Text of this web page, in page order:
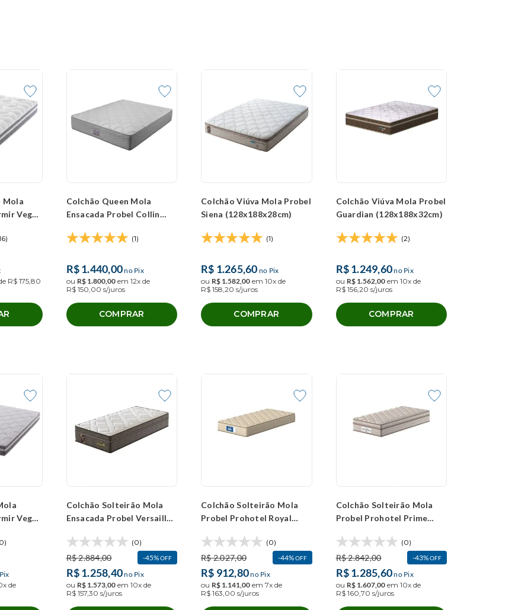
Mola
Vegas
R$ 175 80
Colchão Queen Mola
Ensacada Probel Collin
(1)
R$1.440,00no Pix
ou R$ 1.800, 00em 12x de
R$ 150 00 s/juros
COMPRAR
Colchão Viúva Mola Probel
Siena (128x188x28cm)
(1)
R$ 1.265,60 no Pix
ou R$ 1.582 00 em 10x de
R$ 158 20 s/juros
COMPRAR
Colchão Viúva Mola Probel
Guardian (128x188x32cm)
(2)
R$1.249,60no Pix
ou R$ 1.562, 00em 10x de
R$ 156, 20 s/juros
COMPRAR
Vegas
x de
Colchão Solteirão Mola
Ensacada Probel Versailles
(0)
R$2.884,00 45%OFF
R$1.258,40no Pix
ou R$ 1.573,00em 10x de
R$ 157,30 s/juros
Colchão Solteirão Mola
Probel Prohotel Royal
(0)
R$2.027,00 44%OFF
R$ 912,80no Pix
ou R$ 1.141,00 em 7x de
R$ 163,00 s/juros
Colchão Solteirão Mola
Probel Prohotel Prime
(0)
R$2.842,00 43%OFF
R$1.285,60no Pix
ou R$ 1.607,00em 10x de
R$ 160,70 s/juros